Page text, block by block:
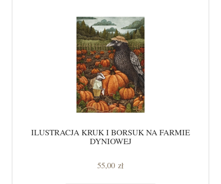
ILUSTRACJA KRUK I BORSUK NA FARMIE
DYNIOWEJ
55,00 zł